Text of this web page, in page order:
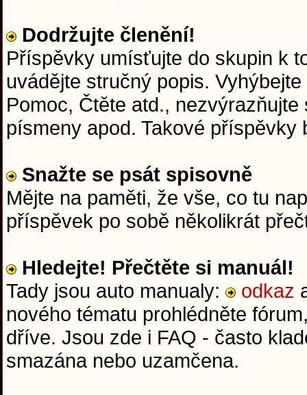
Dodržujte členění!
Příspěvky umísťujte do skupin k
uvádějte stručný popis.
Pomoc, Čtěte atd.,
písmeny apod. Takové příspěvky
Snažte se psát spisovně
Mějte na paměti, že vše, co tu
příspěvek po sobě několikrát
Hledejte! Přečtěte si manuál!
Tady jsou auto manualy:
odkaz
nového tématu prohlédněte
dříve. Jsou zde i FAQ - často
smazána nebo uzamčena.